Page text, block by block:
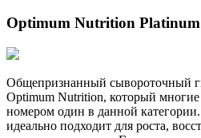
Optimum Nutrition
Общепризнанный сывороточный
Optimum Nutrition, который
номером один в данной
идеально подходит для роста,